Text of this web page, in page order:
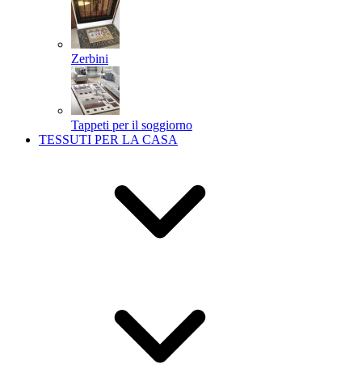
Zerbini
Tappeti per il soggiorno
TESSUTI PER LA CASA